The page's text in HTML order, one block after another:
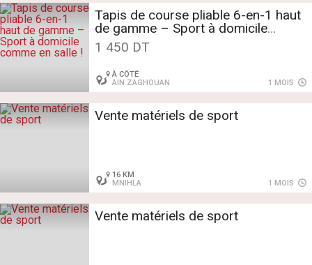
Tapis de course pliable 6-en-1 haut
de gamme – Sport à domicile
comme en salle !
1 450 DT
À CÔTÉ
AIN ZAGHOUAN
1 MOIS
Vente matériels de sport
16 KM
MNIHLA
1 MOIS
Vente matériels de sport